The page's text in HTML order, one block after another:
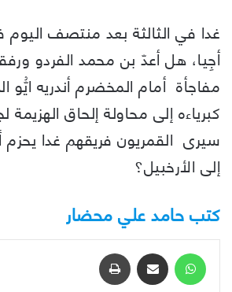
غدا في الثالثة بعد منتصف
أجِيا، هل أعدّ بن محمد الفردو
مفاجأة أمام المخضرم أندريه ايُّو
كبرياءه إلى محاولة إلحاق الهزيمة
سيرى القمريون فريقهم غدا يحزم
إلى الأرخبيل؟
كتب حامد علي محضار
واتساب مشاركة عبر البريد